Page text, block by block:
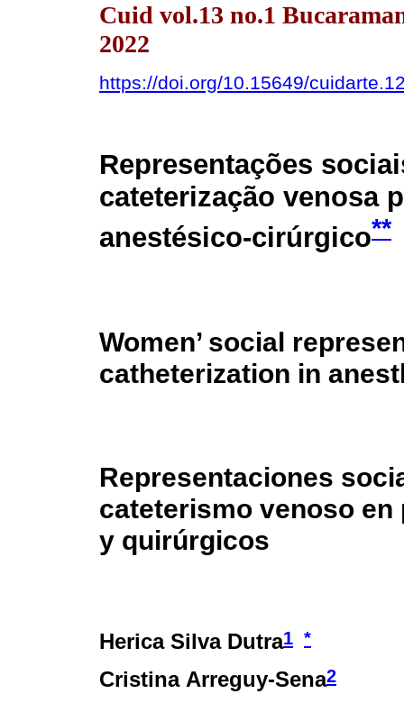
Cuid vol.13 no.1
2022
https://doi.org/10.15649/
Representações
cateterização venosa
anestésico-cirúrgico**
Women’ social
catheterization in
Representaciones
cateterismo venoso
y quirúrgicos
Herica Silva Dutra1 *
Cristina Arreguy-Sena2